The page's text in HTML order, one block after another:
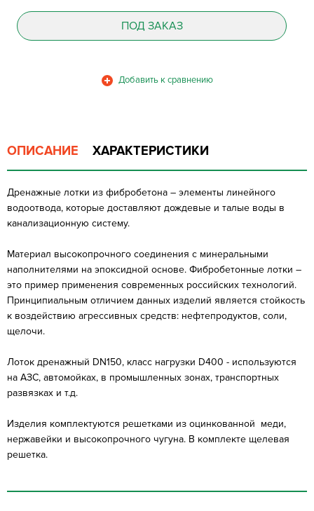
ПОД ЗАКАЗ
ОПИСАНИЕ ХАРАКТЕРИСТИКИ
Дренажные лотки из фибробетона – элементы линейного
водоотвода, которые доставляют дождевые и талые воды в
канализационную систему.
Материал высокопрочного соединения с минеральными
наполнителями на эпоксидной основе. Фибробетонные лотки –
это пример применения современных российских технологий.
Принципиальным отличием данных изделий является стойкость
к воздействию агрессивных средств: нефтепродуктов, соли,
щелочи.
Лоток дренажный DN150, класс нагрузки D400 - используются
на АЗС, автомойках, в промышленных зонах, транспортных
развязках и т.д.
Изделия комплектуются решетками из оцинкованной меди,
нержавейки и высокопрочного чугуна. В комплекте щелевая
решетка.